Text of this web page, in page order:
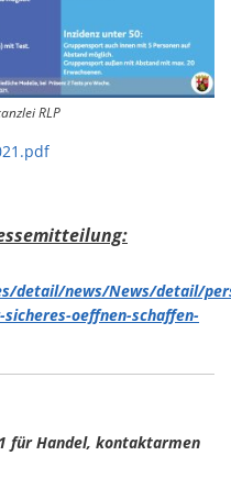
RLP
detail/news/News/detail/
oeffnen-schaffen-
für Handel, kontaktarmen